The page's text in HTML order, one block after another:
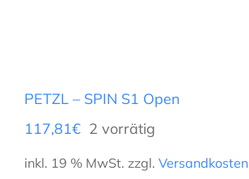
PETZL – SPIN S1 Open
117,81€ 2 vorrätig
inkl. 19 % MwSt. zzgl. Versandkosten